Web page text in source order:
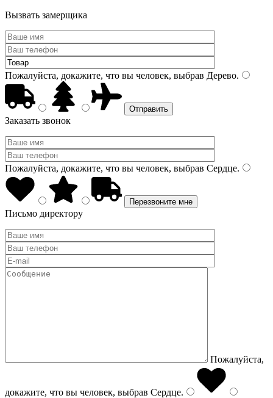
Вызвать замерщика
Пожалуйста, докажите, что вы человек, выбрав Дерево.
Заказать звонок
Пожалуйста, докажите, что вы человек, выбрав Сердце.
Письмо директору
Пожалуйста,
докажите, что вы человек, выбрав Сердце.